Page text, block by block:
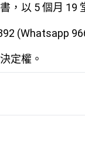
，以 5 個月 19
(Whatsapp
定權。